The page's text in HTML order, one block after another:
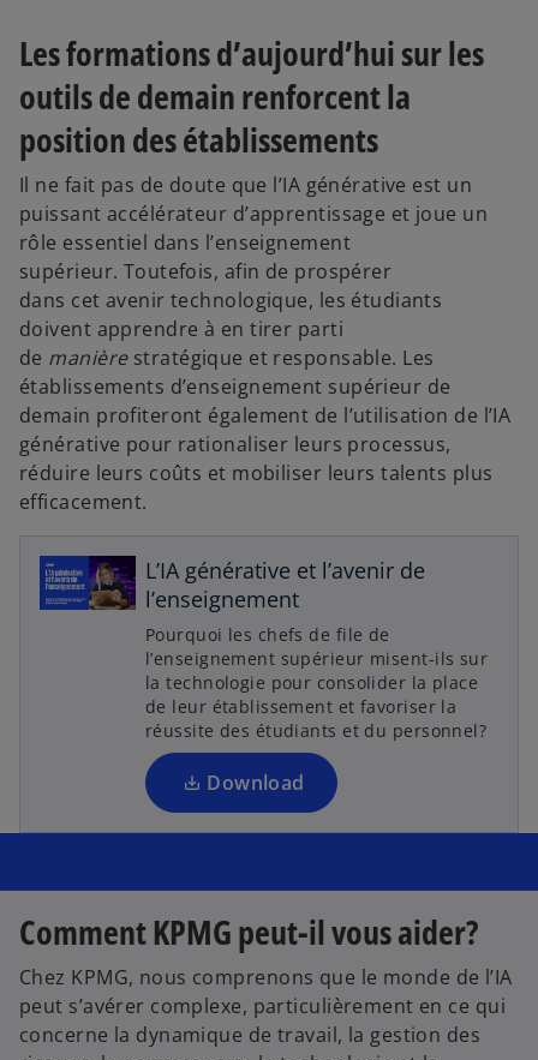
y
V
i
d
e
o
Les formations d’aujourd’hui sur les
outils de demain renforcent la
position des établissements
Il ne fait pas de doute que l’IA générative est un
puissant accélérateur d’apprentissage et joue un
rôle essentiel dans l’enseignement
supérieur. Toutefois, afin de prospérer
dans cet avenir technologique, les étudiants
doivent apprendre à en tirer parti
de manièrestratégique et responsable. Les
établissements d’enseignement supérieur de
demain profiteront également de l’utilisation de l’IA
générative pour rationaliser leurs processus,
réduire leurs coûts et mobiliser leurs talents plus
efficacement.
L’IA générative et l’avenir de
l’enseignement
Pourquoi les chefs de file de
l’enseignement supérieur misent-ils sur
la technologie pour consolider la place
de leur établissement et favoriser la
réussite des étudiants et du personnel?
Download
s
’
o
v
r
e
a
n
s
u
n
l
o
n
g
Comment KPMG peut-il vous aider?
Chez KPMG, nous comprenons que le monde de l’IA
peut s’avérer complexe, particulièrement en ce qui
concerne la dynamique de travail, la gestion des